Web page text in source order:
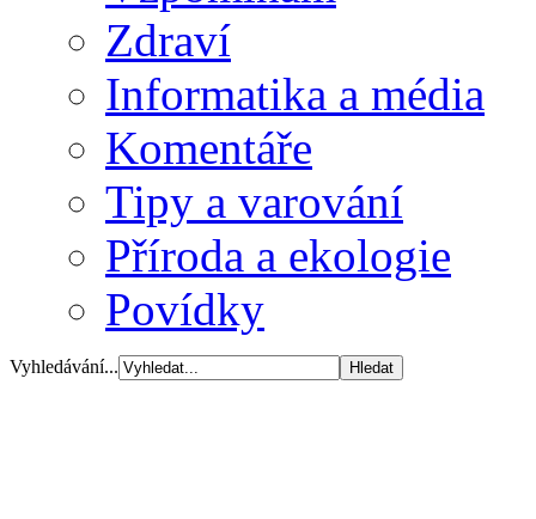
Zdraví
Informatika a média
Komentáře
Tipy a varování
Příroda a ekologie
Povídky
Vyhledávání...